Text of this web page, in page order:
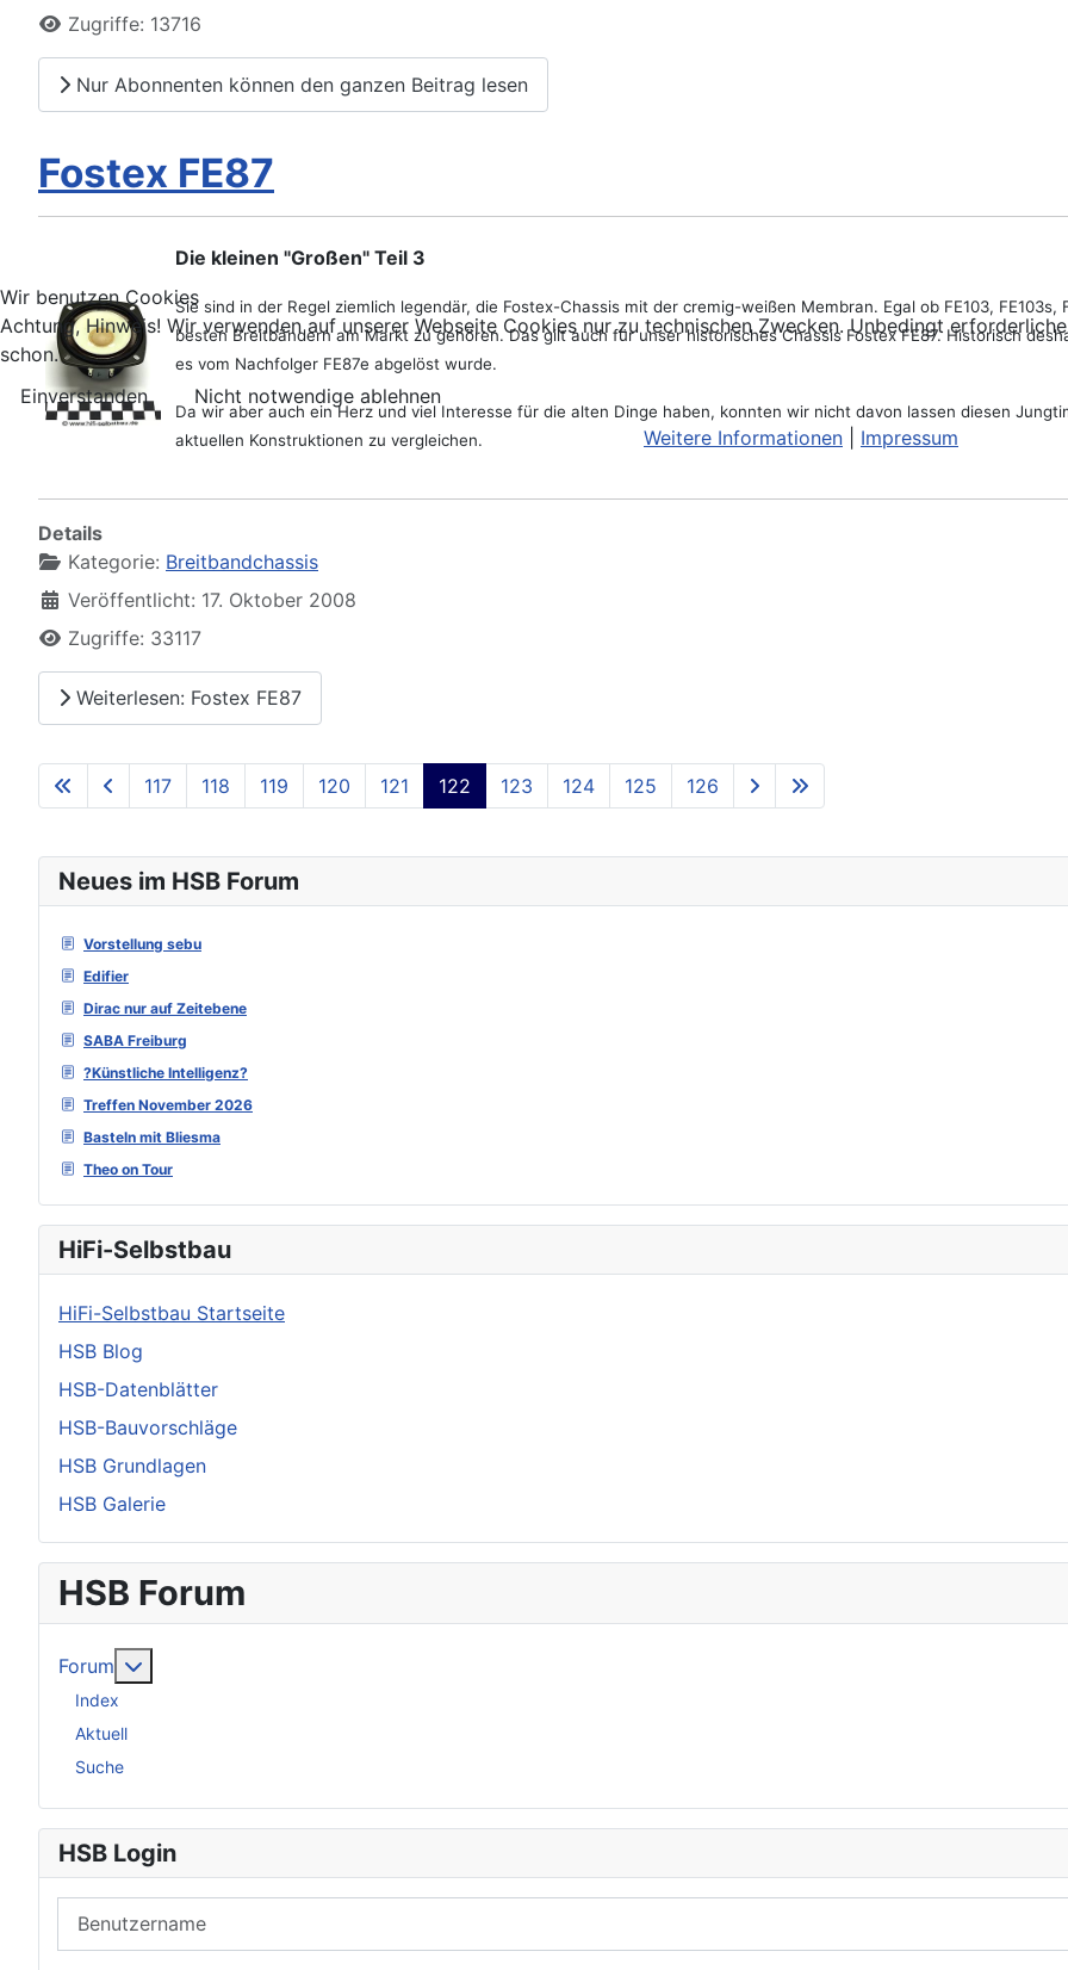
Neues im HSB Forum
Vorstellung sebu
Edifier
Dirac nur auf Zeitebene
SABA Freiburg
?Künstliche Intelligenz?
Treffen November 2026
Basteln mit Bliesma
Theo on Tour
HiFi-Selbstbau
HiFi-Selbstbau Startseite
HSB Blog
HSB-Datenblätter
HSB-Bauvorschläge
HSB Grundlagen
HSB Galerie
HSB Forum
Forum
Index
Aktuell
Suche
HSB Login
Zugriffe: 13716
Nur Abonnenten können den ganzen Beitrag lesen
Fostex FE87
Die kleinen "Großen" Teil 3
Sie sind in der Regel ziemlich legendär, die Fostex-Chassis mit der cremig-weißen Membran. Egal ob FE103,
besten Breitbändern am Markt zu gehören. Das gilt auch für unser historisches Chassis Fostex FE87. Historisch
es vom Nachfolger FE87e abgelöst wurde.
Da wir aber auch ein Herz und viel Interesse für die alten Dinge haben, konnten wir nicht davon lassen diesen
aktuellen Konstruktionen zu vergleichen.
Details
Kategorie: Breitbandchassis
Veröffentlicht: 17. Oktober 2008
Zugriffe: 33117
Weiterlesen: Fostex FE87
117 118 119 120 121 122 123 124 125 126
Wir benutzen Cookies
Achtung, Hinweis! Wir verwenden auf unserer Webseite Cookies nur zu technischen Zwecken. Unbedingt
schon.
Einverstanden
Nicht notwendige ablehnen
Weitere Informationen
Impressum